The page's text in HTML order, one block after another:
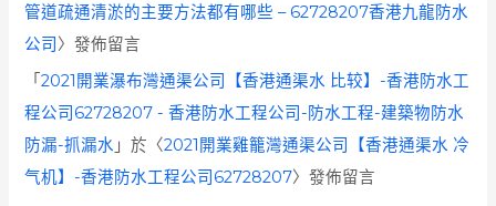
管道疏通清淤的主要方法都有哪些 – 62728207香港九龍防水
公司 〉發佈留言
「2021開業瀑布灣通渠公司【香港通渠水 比较】-香港防水工
程公司62728207 - 香港防水工程公司-防水工程-建築物防水
防漏-抓漏水 」於〈2021開業雞籠灣通渠公司【香港通渠水 冷
气机】-香港防水工程公司62728207〉發佈留言